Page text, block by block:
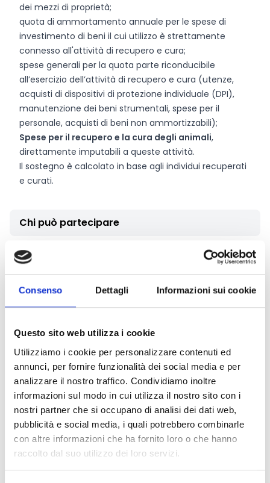
Consenso Dettagli Informazioni sui cookie
Questo sito web utilizza i cookie
Utilizziamo i cookie per personalizzare contenuti ed
annunci, per fornire funzionalità dei social media e per
analizzare il nostro traffico. Condividiamo inoltre
informazioni sul modo in cui utilizza il nostro sito con i
nostri partner che si occupano di analisi dei dati web,
pubblicità e social media, i quali potrebbero combinarle
con altre informazioni che ha fornito loro o che hanno
raccolto dal suo utilizzo dei loro servizi.
dei mezzi di proprietà;
quota di ammortamento annuale per le spese di
investimento di beni il cui utilizzo è strettamente
connesso all'attività di recupero e cura;
spese generali per la quota parte riconducibile
all’esercizio dell’attività di recupero e cura (utenze,
acquisti di dispositivi di protezione individuale (DPI),
manutenzione dei beni strumentali, spese per il
personale, acquisti di beni non ammortizzabili);
Spese per il recupero e la cura degli animali,
direttamente imputabili a queste attività.
Il sostegno è calcolato in base agli individui recuperati
e curati.
Chi può partecipare
Possono presentare domanda i
facenti parte
della rete regionale del Piemonte.
sostegno alle spese devono essere enti che operano
senza scopo di lucro.
Entità del contributo
Dotazione finanziaria complessiva:108.030Euro
Link e Documenti
Pagina web per formulari e documenti